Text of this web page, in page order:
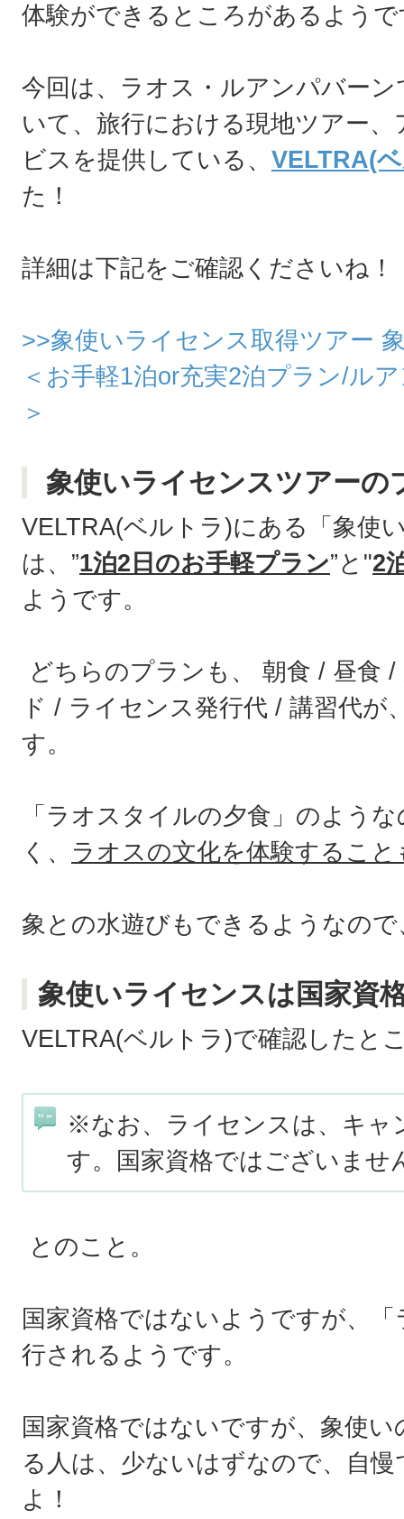
体験ができるところがあるよう
今回は、ラオス・ルアンパバー
いて、旅行における現地ツアー
ビスを提供している、 VELTRA(
た！
詳細は下記をご確認くださいね！
>>象使いライセンス取得ツアー
＜お手軽1泊or充実2泊プラン/ル
＞
象使いライセンスツアーの
VELTRA(ベルトラ)にある「象使
は、”1泊2日のお手軽プラン”と"2
ようです。
どちらのプランも、 朝食 / 昼食
ド / ライセンス発行代 / 講習代が
す。
「ラオスタイルの夕食」のよう
く、 ラオスの文化を体験するこ
象との水遊びもできるようなの
象使いライセンスは国家資
VELTRA(ベルトラ)で確認したと
※なお、ライセンスは、キャ
す。国家資格ではございませ
とのこと。
国家資格ではないようですが、
行されるようです。
国家資格ではないですが、象使
る人は、少ないはずなので、自
よ！